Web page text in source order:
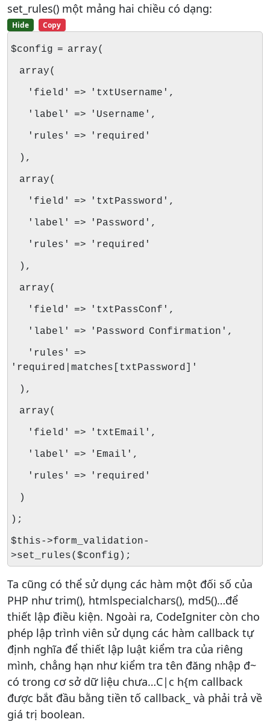
set_rules() một mảng hai chiều có dạng:
Hide Copy
$config = array(
array(
'field' => 'txtUsername',
'label' => 'Username',
'rules' => 'required'
),
array(
'field' => 'txtPassword',
'label' => 'Password',
'rules' => 'required'
),
array(
'field' => 'txtPassConf',
'label' => 'Password Confirmation',
'rules' =>
'required|matches[txtPassword]'
),
array(
'field' => 'txtEmail',
'label' => 'Email',
'rules' => 'required'
)
);
$this->form_validation-
>set_rules($config);
Ta cũng có thể sử dụng các hàm một đối số của
PHP như trim(), htmlspecialchars(), md5()…để
thiết lập điều kiện. Ngoài ra, CodeIgniter còn cho
phép lập trình viên sử dụng các hàm callback tự
định nghĩa để thiết lập luật kiểm tra của riêng
mình, chẳng hạn như kiểm tra tên đăng nhập đ~
có trong cơ sở dữ liệu chưa…C|c h{m callback
được bắt đầu bằng tiền tố callback_ và phải trả về
giá trị boolean.